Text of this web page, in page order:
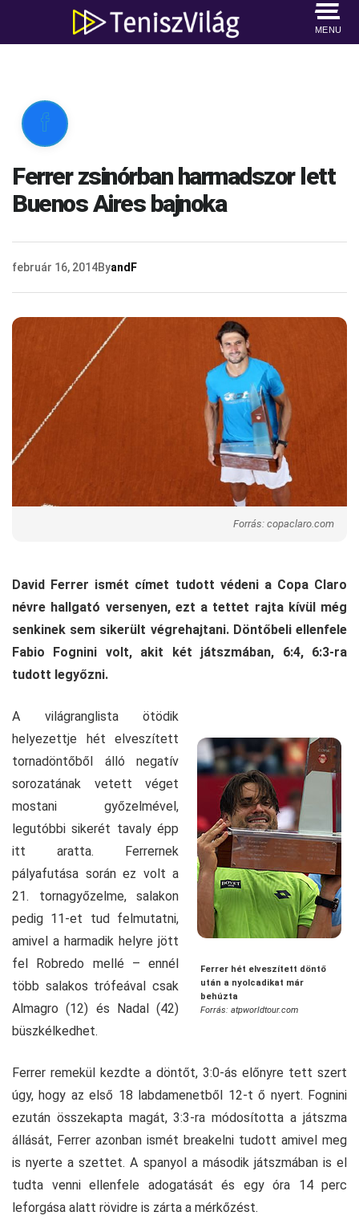
MENU

Ferrer zsinórban harmadszor lett
Buenos Aires bajnoka
február 16, 2014ByandF
Forrás: copaclaro.com
David Ferrer ismét címet tudott védeni a Copa Claro
névre hallgató versenyen, ezt a tettet rajta kívül még
senkinek sem sikerült végrehajtani. Döntőbeli ellenfele
Fabio Fognini volt, akit két játszmában, 6:4, 6:3-ra
tudott legyőzni.
Ferrer hét elveszített döntő
után a nyolcadikat már
behúzta
Forrás: atpworldtour.com
A világranglista ötödik
helyezettje hét elveszített
tornadöntőből álló negatív
sorozatának vetett véget
mostani győzelmével,
legutóbbi sikerét tavaly épp
itt aratta. Ferrernek
pályafutása során ez volt a
21. tornagyőzelme, salakon
pedig 11-et tud felmutatni,
amivel a harmadik helyre jött
fel Robredo mellé – ennél
több salakos trófeával csak
Almagro (12) és Nadal (42)
büszkélkedhet.
Ferrer remekül kezdte a döntőt, 3:0-ás előnyre tett szert
úgy, hogy az első 18 labdamenetből 12-t ő nyert. Fognini
ezután összekapta magát, 3:3-ra módosította a játszma
állását, Ferrer azonban ismét breakelni tudott amivel meg
is nyerte a szettet. A spanyol a második játszmában is el
tudta venni ellenfele adogatását és egy óra 14 perc
leforgása alatt rövidre is zárta a mérkőzést.